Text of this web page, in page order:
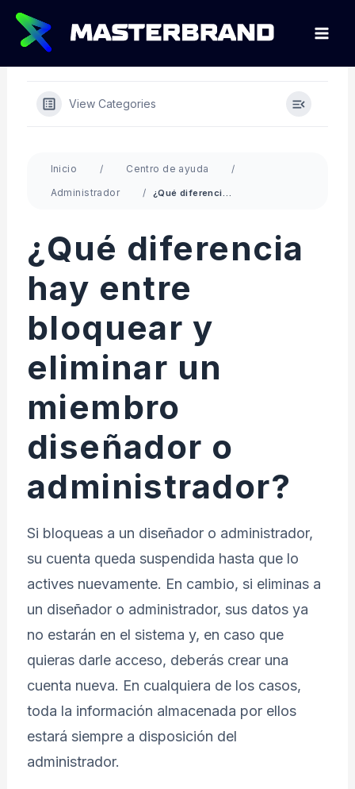
contenido
View Categories
Inicio
Centro de ayuda
Administrador
¿Qué diferencia
hay entre
bloquear y
eliminar un
miembro
diseñador o
administrador?
Si bloqueas a un diseñador o administrador,
su cuenta queda suspendida hasta que lo
actives nuevamente. En cambio, si eliminas a
un diseñador o administrador, sus datos ya
no estarán en el sistema y, en caso que
quieras darle acceso, deberás crear una
cuenta nueva. En cualquiera de los casos,
toda la información almacenada por ellos
estará siempre a disposición del
administrador.